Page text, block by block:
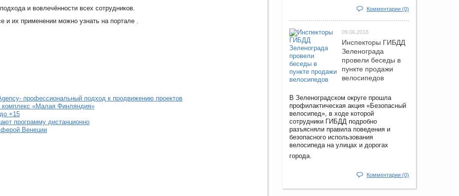
и вовлечённости всех сотрудников.
и их применении можно узнать на портале .
профессиональный подход к продвижению проектов
комплекс «Малая Финляндия»
+15
программу дистанционно
Венеции
Комментарии (0)
09.06.2018
Инспекторы ГИБДД
Зеленограда
провели беседы в
пункте продажи
велосипедов
В Зеленоградском округе прошла
профилактическая акция «Безопасный
велосипед», в ходе которой
сотрудники ГИБДД подробно
разъясняли правила поведения и
безопасного использования
велосипеда на улицах и дорогах
города.
Комментарии (0)